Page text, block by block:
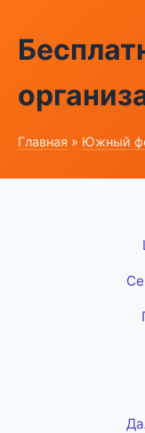
Главная » Южный